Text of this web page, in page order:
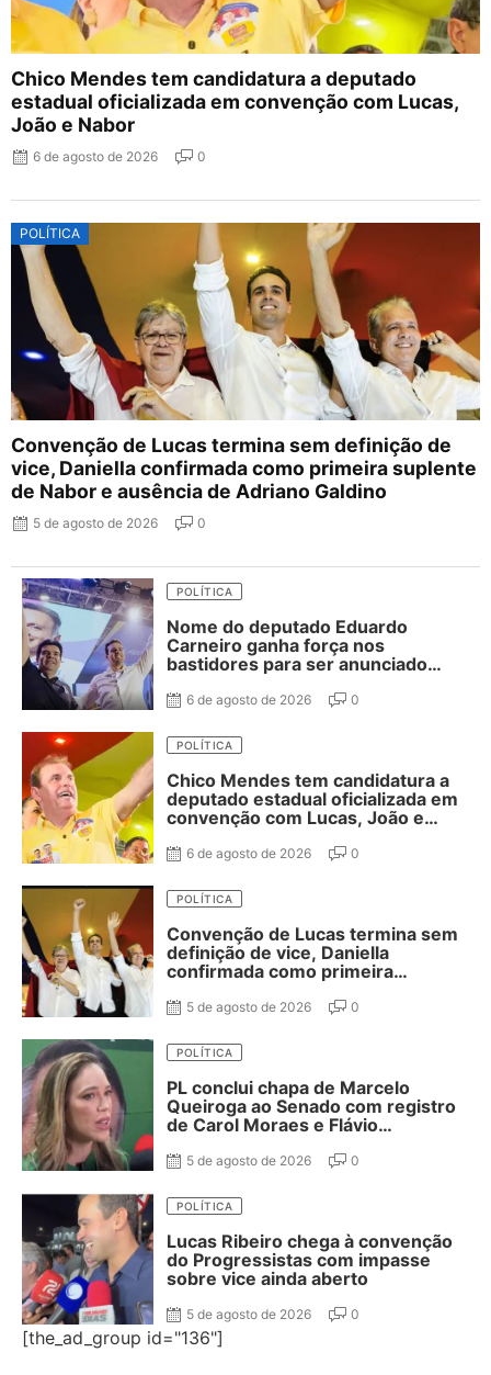
Chico Mendes tem candidatura a deputado
estadual oficializada em convenção com Lucas,
João e Nabor
6 de agosto de 2026 0
POLÍTICA
Convenção de Lucas termina sem definição de
vice, Daniella confirmada como primeira suplente
de Nabor e ausência de Adriano Galdino
5 de agosto de 2026 0
POLÍTICA
Nome do deputado Eduardo
Carneiro ganha força nos
bastidores para ser anunciado
6 de agosto de 2026 0
POLÍTICA
Chico Mendes tem candidatura a
deputado estadual oficializada em
convenção com Lucas, João e
6 de agosto de 2026 0
POLÍTICA
Convenção de Lucas termina sem
definição de vice, Daniella
confirmada como primeira
Adriano Galdino
5 de agosto de 2026 0
POLÍTICA
PL conclui chapa de Marcelo
Queiroga ao Senado com registro
de Carol Moraes e Flávio
5 de agosto de 2026 0
POLÍTICA
Lucas Ribeiro chega à convenção
do Progressistas com impasse
sobre vice ainda aberto
5 de agosto de 2026 0
[the_ad_group id="136"]